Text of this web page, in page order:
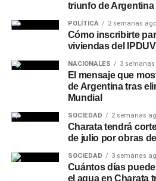
triunfo de Argentina
POLÍTICA 2 semanas ago
Cómo inscribirte
viviendas del
NACIONALES 3 semanas
El mensaje que
de Argentina tras
Mundial
SOCIEDAD 2 semanas
Charata tendrá
de julio por obras
SOCIEDAD 3 semanas
Cuántos días
el agua en Charata